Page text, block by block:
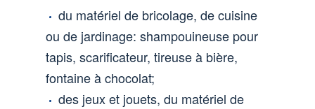
du matériel de bricolage, de cuisine
ou de jardinage: shampouineuse pour
tapis, scarificateur, tireuse à bière,
fontaine à chocolat;
des jeux et jouets, du matériel de